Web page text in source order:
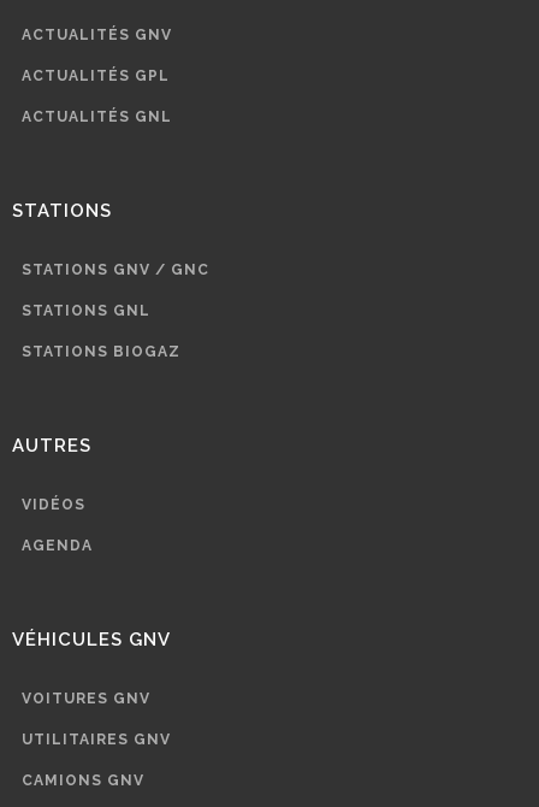
ACTUALITÉS GNV
ACTUALITÉS GPL
ACTUALITÉS GNL
STATIONS
STATIONS GNV / GNC
STATIONS GNL
STATIONS BIOGAZ
AUTRES
VIDÉOS
AGENDA
VÉHICULES GNV
VOITURES GNV
UTILITAIRES GNV
CAMIONS GNV